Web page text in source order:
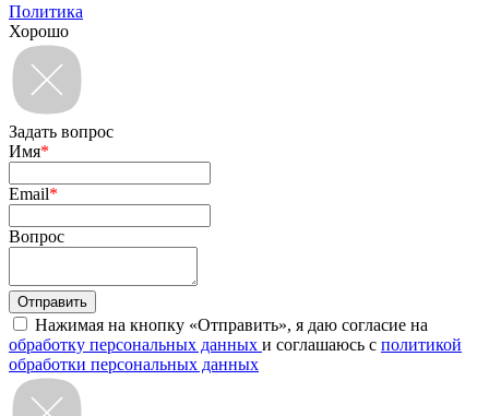
Политика
Хорошо
Задать вопрос
Имя*
Email*
Вопрос
Нажимая на кнопку «Отправить», я даю согласие на
обработку персональных данных и соглашаюсь с политикой
обработки персональных данных